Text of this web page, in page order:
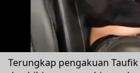
Terungkap pengakuan